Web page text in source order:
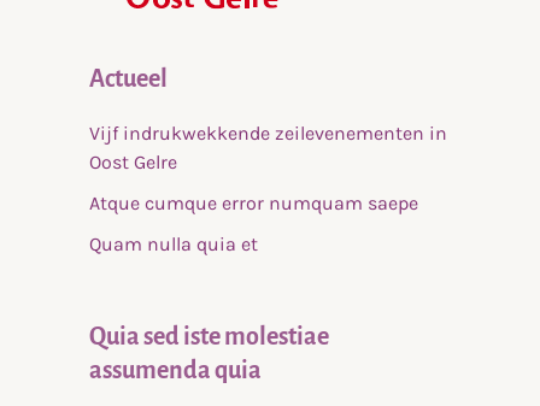
Actueel
Vijf indrukwekkende zeilevenementen in
Oost Gelre
Atque cumque error numquam saepe
Quam nulla quia et
Quia sed iste molestiae
assumenda quia